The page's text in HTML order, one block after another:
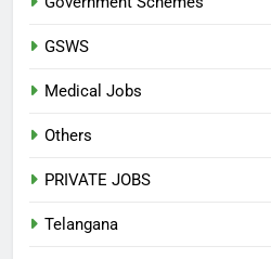
GSWS
Medical Jobs
Others
PRIVATE JOBS
Telangana